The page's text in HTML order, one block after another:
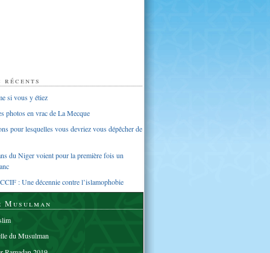
si vous y étiez
photos en vrac de La Mecque
pour lesquelles vous devriez vous dépêcher de
du Niger voient pour la première fois un
: Une décennie contre l’islamophobie
Musulman
du Musulman